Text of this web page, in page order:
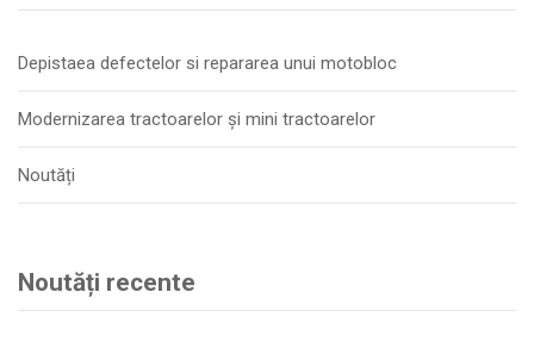
Depistaea defectelor si repararea unui motobloc
Modernizarea tractoarelor și mini tractoarelor
Noutăți
Noutăți recente